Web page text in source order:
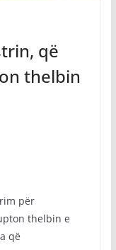
që
thelbin
për
thelbin e
që